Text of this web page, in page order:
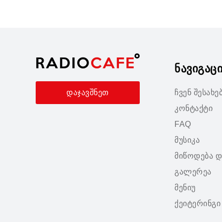
დაჯავშნეთ
ჩვენ
კონტაქტი
FAQ
მუსიკა
მიწოდება
გალერეა
მენიუ
ქეიტერინგი